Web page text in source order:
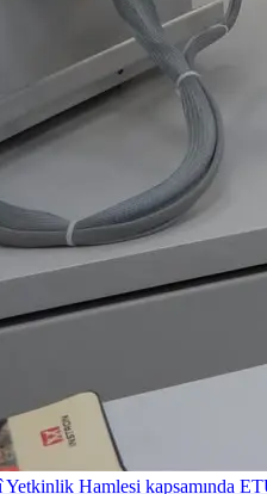
Hamlesi kapsamında